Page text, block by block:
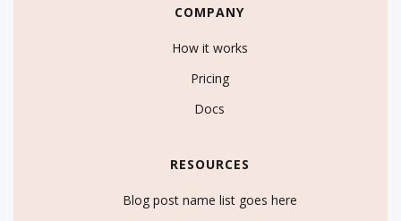
COMPANY
How it works
Pricing
Docs
RESOURCES
Blog post name list goes here